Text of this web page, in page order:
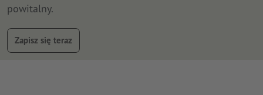
powitalny.
Zapisz się teraz